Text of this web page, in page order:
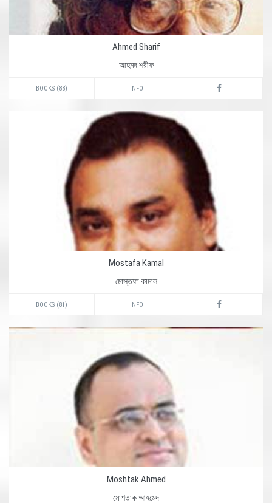
Ahmed Sharif
আহমদ শরীফ
BOOKS (88) INFO
Mostafa Kamal
মোস্তফা কামাল
BOOKS (81) INFO
Moshtak Ahmed
মোশতাক আহমেদ